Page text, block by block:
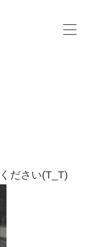
ださい(T_T)